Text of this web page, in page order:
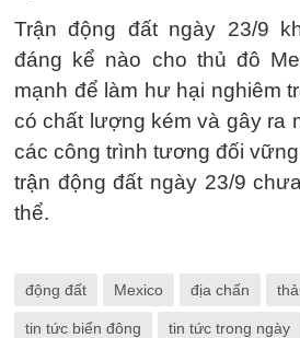
Trận động đất ngày 23/9
đáng kể nào cho thủ đô
mạnh để làm hư hại nghiêm
có chất lượng kém và gây ra
các công trình tương đối
trận động đất ngày 23/9
thể.
động đất Mexico địa chấn
tin tức biển đông tin tức trong ngày